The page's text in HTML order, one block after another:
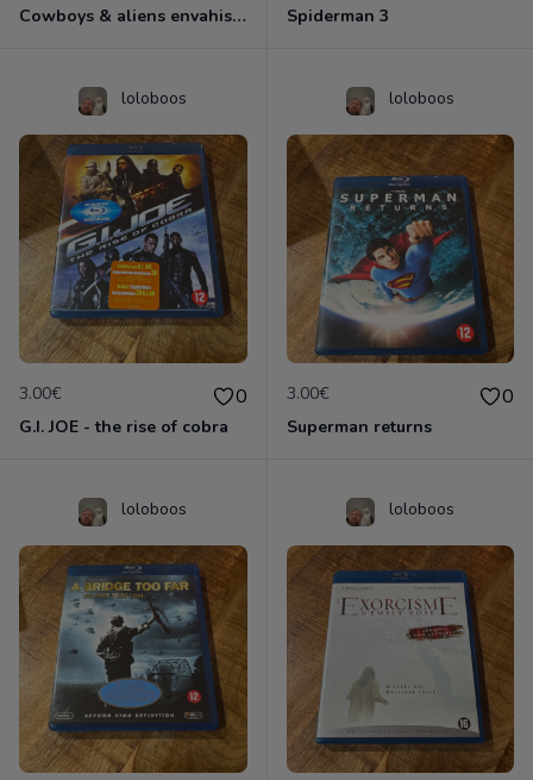
Cowboys & aliens envahisseurs Spiderman 3
loloboos
3.00€ 0
G.I. JOE - the rise of cobra
loloboos
3.00€ 0
Superman returns
loloboos loloboos